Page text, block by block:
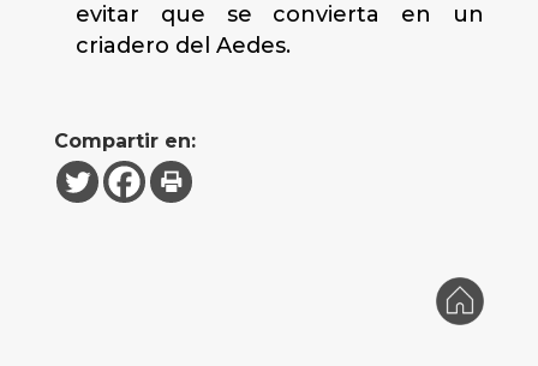
evitar que se convierta en un
criadero del Aedes.
Compartir en: